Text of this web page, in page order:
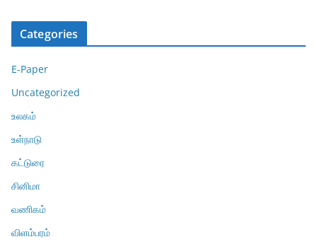
Categories
E-Paper
Uncategorized
உலகம்
உள்நாடு
கட்டுரை
சினிமா
வணிகம்
விளம்பரம்